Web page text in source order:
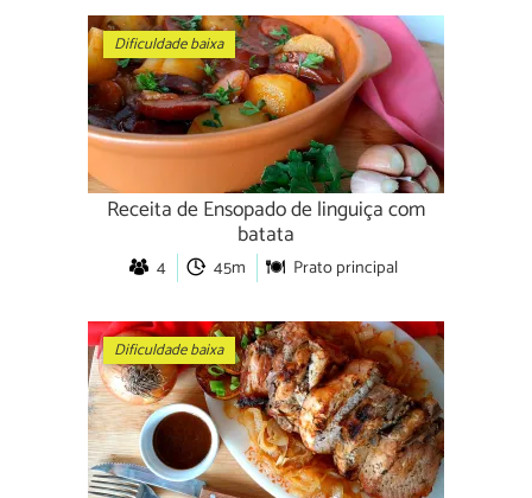
Dificuldade baixa
Receita de Ensopado de linguiça com
batata
4 45m Prato principal
Dificuldade baixa